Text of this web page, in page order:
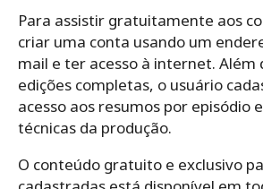
Para assistir gratuitamente aos
criar uma conta usando um
mail e ter acesso à internet. Além
edições completas, o usuário
acesso aos resumos por episódio
técnicas da produção.
O conteúdo gratuito e exclusivo